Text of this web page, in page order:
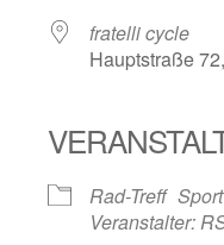
fratelli cycle
Hauptstraße
Rad-Treff
Veranstalter: